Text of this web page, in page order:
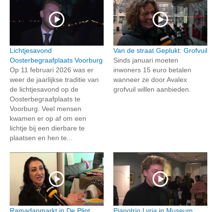
Lichtjesavond
Oosterbegraafplaats Voorburg
Op 11 februari 2026 was er
weer de jaarlijkse traditie van
de lichtjesavond op de
Oosterbegraafplaats te
Voorburg. Veel mensen
kwamen er op af om een
lichtje bij een dierbare te
plaatsen en hen te...
Van de straat Geplukt: Grofvuil
Sinds januari moeten
inwoners 15 euro betalen
wanneer ze door Avalex
grofvuil willen aanbieden.
Ramadanmarkt in De Plint
Pianotrio Lyria in Museum